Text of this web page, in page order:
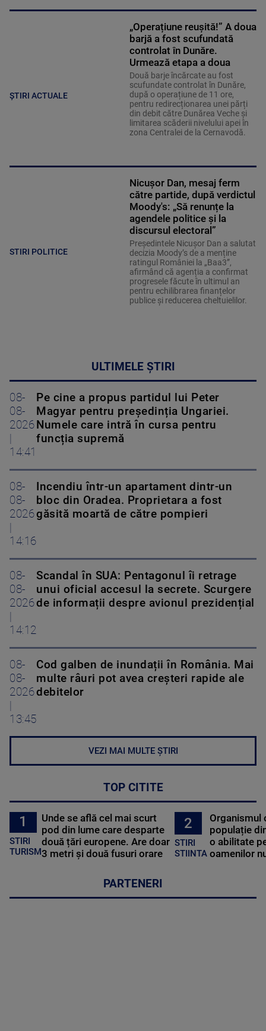
ȘTIRI ACTUALE
„Operațiune reușită!” A doua
barjă a fost scufundată
controlat în Dunăre.
Urmează etapa a doua
Două barje încărcate au fost
scufundate controlat în Dunăre,
după o operațiune de 11 ore,
pentru redirecționarea unei părți
din debit către Dunărea Veche și
limitarea scăderii nivelului apei în
zona Centralei de la Cernavodă.
STIRI POLITICE
Nicușor Dan, mesaj ferm
către partide, după verdictul
Moody's: „Să renunțe la
agendele politice şi la
discursul electoral”
Președintele Nicușor Dan a salutat
decizia Moody’s de a menține
ratingul României la „Baa3”,
afirmând că agenția a confirmat
progresele făcute în ultimul an
pentru echilibrarea finanțelor
publice și reducerea cheltuielilor.
ULTIMELE ȘTIRI
08-
08-
2026
14:41
Pe cine a propus partidul lui Peter
Magyar pentru președinția Ungariei.
Numele care intră în cursa pentru
funcția supremă
08-
08-
2026
14:16
Incendiu într-un apartament dintr-un
bloc din Oradea. Proprietara a fost
găsită moartă de către pompieri
08-
08-
2026
14:12
Scandal în SUA: Pentagonul îi retrage
unui oficial accesul la secrete. Scurgere
de informații despre avionul prezidențial
08-
08-
2026
13:45
Cod galben de inundații în România. Mai
multe râuri pot avea creșteri rapide ale
debitelor
VEZI MAI MULTE ȘTIRI
TOP CITITE
1
STIRI
TURISM
Unde se află cel mai scurt
pod din lume care desparte
două țări europene. Are doar
3 metri și două fusuri orare
2
STIRI
STIINTA
Organismul
populație
o abilitate
oamenilor
PARTENERI